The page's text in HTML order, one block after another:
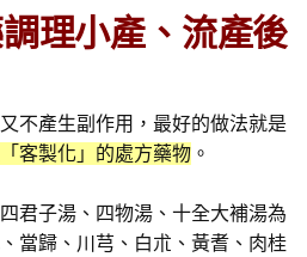
理小產、流產後
不產生副作用，最好的做法就是
客製化」的處方藥物 。
君子湯、四物湯、十全大補湯為
當歸、川芎、白朮、黃耆、肉桂